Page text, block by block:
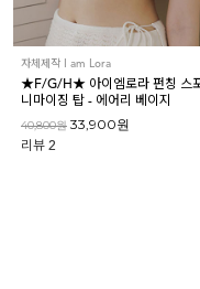
자체제작 I am Lora
★F/G/H★ 아이엠로라 펀칭 스포
니마이징 탑 - 에어리 베이지
40,800원 33,900원
리뷰 2